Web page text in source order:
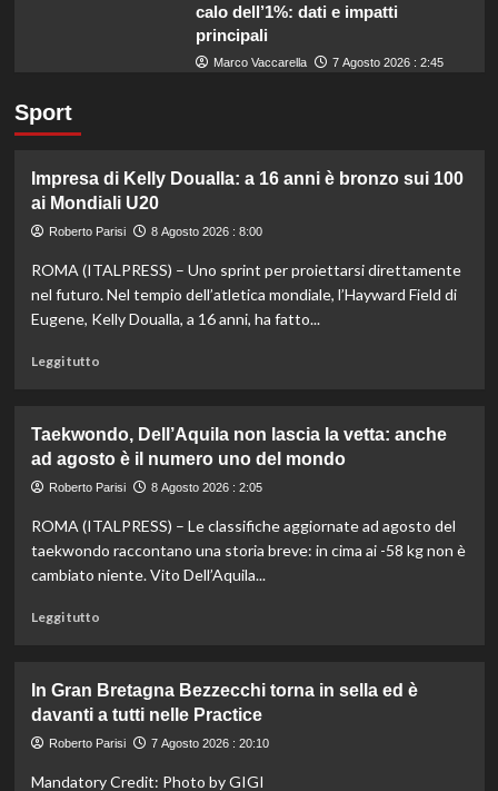
calo dell’1%: dati e impatti
principali
Marco Vaccarella 7 Agosto 2026 : 2:45
Sport
Impresa di Kelly Doualla: a 16 anni è bronzo sui 100
ai Mondiali U20
Roberto Parisi 8 Agosto 2026 : 8:00
ROMA (ITALPRESS) – Uno sprint per proiettarsi direttamente
nel futuro. Nel tempio dell’atletica mondiale, l’Hayward Field di
Eugene, Kelly Doualla, a 16 anni, ha fatto...
Leggi tuttoLeggi
Impresa
di
Kelly
a
16
anni
Mondiali
U20
Taekwondo, Dell’Aquila non lascia la vetta: anche
ad agosto è il numero uno del mondo
Roberto Parisi 8 Agosto 2026 : 2:05
ROMA (ITALPRESS) – Le classifiche aggiornate ad agosto del
taekwondo raccontano una storia breve: in cima ai -58 kg non è
cambiato niente. Vito Dell’Aquila...
Leggi tuttoLeggi
Taekwondo,
Dell’Aquila
non
la
In Gran Bretagna Bezzecchi torna in sella ed è
davanti a tutti nelle Practice
Roberto Parisi 7 Agosto 2026 : 20:10
Mandatory Credit: Photo by GIGI